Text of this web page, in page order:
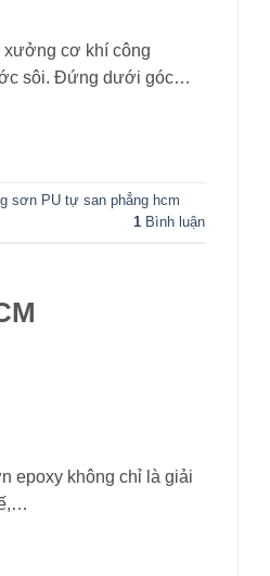
xưởng cơ khí công
sôi. Đứng dưới góc…
sơn PU tự san phẳng hcm
1 Bình luận
epoxy không chỉ là giải